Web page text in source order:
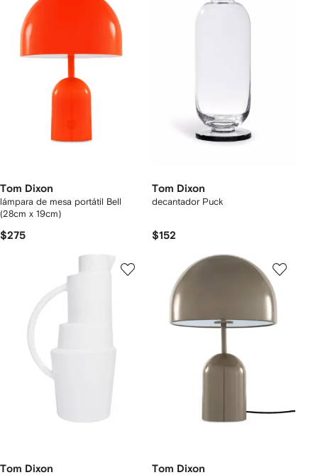
Tom Dixon
lámpara de mesa portátil Bell
(28cm x 19cm)
$275
Tom Dixon
decantador Puck
$152
Tom Dixon Tom Dixon